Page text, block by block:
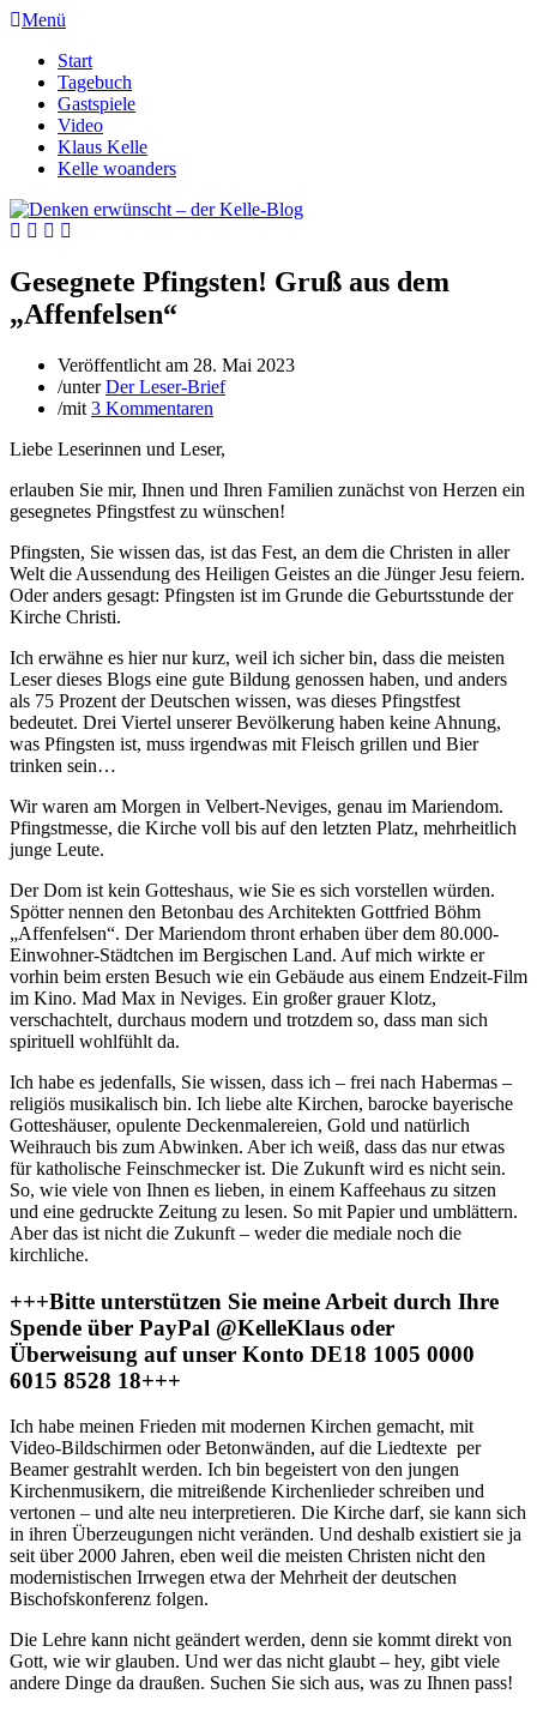
Menü
Start
Tagebuch
Gastspiele
Video
Klaus Kelle
Kelle woanders
Gesegnete Pfingsten! Gruß aus dem
„Affenfelsen“
Veröffentlicht am 28. Mai 2023
/unterDer Leser-Brief
/mit 3 Kommentaren
Liebe Leserinnen und Leser,
erlauben Sie mir, Ihnen und Ihren Familien zunächst von Herzen ein
gesegnetes Pfingstfest zu wünschen!
Pfingsten, Sie wissen das, ist das Fest, an dem die Christen in aller
Welt die Aussendung des Heiligen Geistes an die Jünger Jesu feiern.
Oder anders gesagt: Pfingsten ist im Grunde die Geburtsstunde der
Kirche Christi.
Ich erwähne es hier nur kurz, weil ich sicher bin, dass die meisten
Leser dieses Blogs eine gute Bildung genossen haben, und anders
als 75 Prozent der Deutschen wissen, was dieses Pfingstfest
bedeutet. Drei Viertel unserer Bevölkerung haben keine Ahnung,
was Pfingsten ist, muss irgendwas mit Fleisch grillen und Bier
trinken sein…
Wir waren am Morgen in Velbert-Neviges, genau im Mariendom.
Pfingstmesse, die Kirche voll bis auf den letzten Platz, mehrheitlich
junge Leute.
Der Dom ist kein Gotteshaus, wie Sie es sich vorstellen würden.
Spötter nennen den Betonbau des Architekten Gottfried Böhm
„Affenfelsen“. Der Mariendom thront erhaben über dem 80.000-
Einwohner-Städtchen im Bergischen Land. Auf mich wirkte er
vorhin beim ersten Besuch wie ein Gebäude aus einem Endzeit-Film
im Kino. Mad Max in Neviges. Ein großer grauer Klotz,
verschachtelt, durchaus modern und trotzdem so, dass man sich
spirituell wohlfühlt da.
Ich habe es jedenfalls, Sie wissen, dass ich – frei nach Habermas –
religiös musikalisch bin. Ich liebe alte Kirchen, barocke bayerische
Gotteshäuser, opulente Deckenmalereien, Gold und natürlich
Weihrauch bis zum Abwinken. Aber ich weiß, dass das nur etwas
für katholische Feinschmecker ist. Die Zukunft wird es nicht sein.
So, wie viele von Ihnen es lieben, in einem Kaffeehaus zu sitzen
und eine gedruckte Zeitung zu lesen. So mit Papier und umblättern.
Aber das ist nicht die Zukunft – weder die mediale noch die
kirchliche.
+++Bitte unterstützen Sie meine Arbeit durch Ihre
Spende über PayPal @KelleKlaus oder
Überweisung auf unser Konto DE18 1005 0000
6015 8528 18+++
Ich habe meinen Frieden mit modernen Kirchen gemacht, mit
Video-Bildschirmen oder Betonwänden, auf die Liedtexte per
Beamer gestrahlt werden. Ich bin begeistert von den jungen
Kirchenmusikern, die mitreißende Kirchenlieder schreiben und
vertonen – und alte neu interpretieren. Die Kirche darf, sie kann sich
in ihren Überzeugungen nicht veränden. Und deshalb existiert sie ja
seit über 2000 Jahren, eben weil die meisten Christen nicht den
modernistischen Irrwegen etwa der Mehrheit der deutschen
Bischofskonferenz folgen.
Die Lehre kann nicht geändert werden, denn sie kommt direkt von
Gott, wie wir glauben. Und wer das nicht glaubt – hey, gibt viele
andere Dinge da draußen. Suchen Sie sich aus, was zu Ihnen pass!